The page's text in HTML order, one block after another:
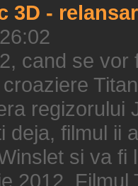
3D -
cand se
regizorului
deja, filmul ii
si va
2012.